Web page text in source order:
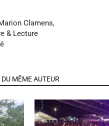
Clamens,
& Lecture
DU MÊME AUTEUR